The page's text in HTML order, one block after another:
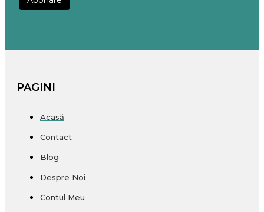
PAGINI
Acasă
Contact
Blog
Despre Noi
Contul Meu